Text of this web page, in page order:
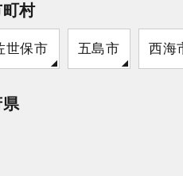
村
世保市 五島市 西海